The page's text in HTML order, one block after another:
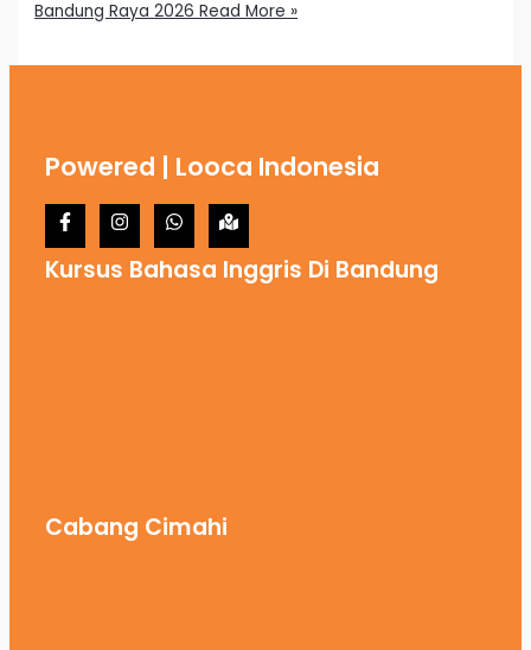
Bandung Raya 2026 Read More »
Powered | Looca Indonesia
Kursus Bahasa Inggris Di Bandung
Cabang Cimahi